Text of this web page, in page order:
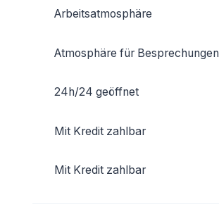
Arbeitsatmosphäre
Atmosphäre für Besprechungen
24h/24 geöffnet
Mit Kredit zahlbar
Mit Kredit zahlbar